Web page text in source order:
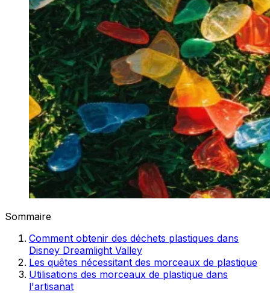
Sommaire
Comment obtenir des déchets plastiques dans
Disney Dreamlight Valley
Les quêtes nécessitant des morceaux de plastique
Utilisations des morceaux de plastique dans
l'artisanat